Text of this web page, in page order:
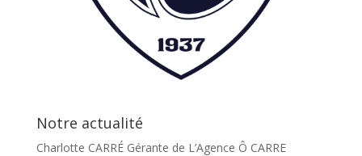
Notre actualité
Charlotte CARRÉ Gérante de L’Agence Ô CARRE